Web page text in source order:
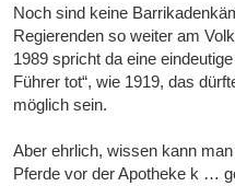
Noch sind keine
Regierenden so weiter am
1989 spricht da eine
Führer tot“, wie 1919, das
möglich sein.
Aber ehrlich, wissen kann
Pferde vor der Apotheke k …